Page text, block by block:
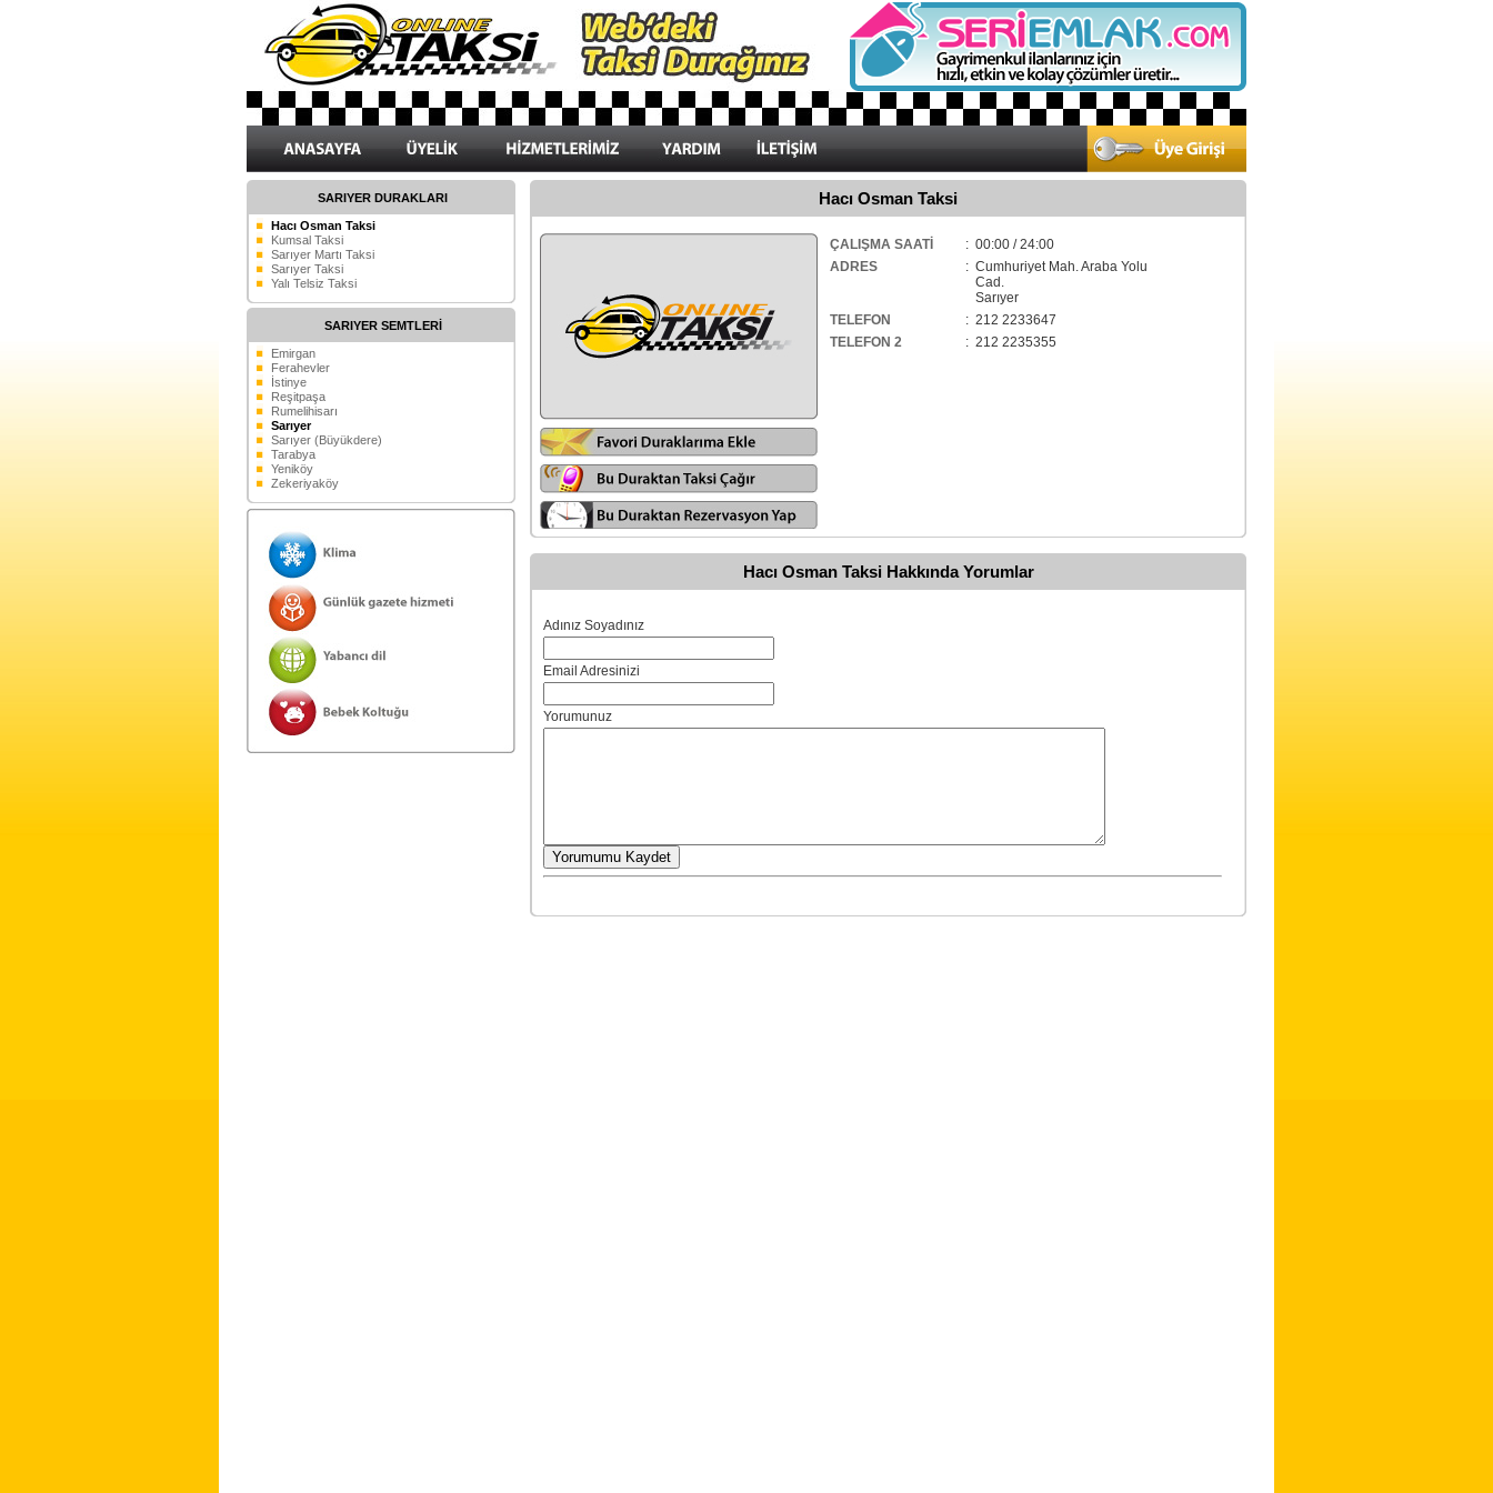
SARIYER DURAKLARI
Hacı Osman Taksi
Kumsal Taksi
Sarıyer Martı Taksi
Sarıyer Taksi
Yalı Telsiz Taksi
SARIYER SEMTLERİ
Emirgan
Ferahevler
İstinye
Reşitpaşa
Rumelihisarı
Sarıyer
Sarıyer (Büyükdere)
Tarabya
Yeniköy
Zekeriyaköy
Hacı Osman Taksi
ÇALIŞMA SAATİ
: 00:00 / 24:00
ADRES
: Cumhuriyet Mah. Araba Yolu
Cad.
Sarıyer
TELEFON
: 212 2233647
TELEFON 2
: 212 2235355
Hacı Osman Taksi Hakkında Yorumlar
Adınız Soyadınız
Email Adresinizi
Yorumunuz